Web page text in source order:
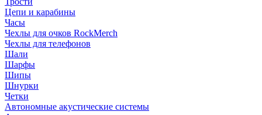
Цепи и карабины
Часы
Чехлы для очков RockMerch
Чехлы для телефонов
Шали
Шарфы
Шипы
Шнурки
Четки
Автономные акустические системы